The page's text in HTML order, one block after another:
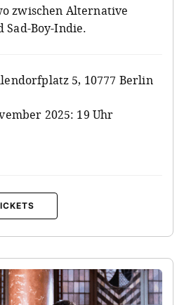
zwischen Alternative
Sad-Boy-Indie.
5, 10777 Berlin
2025: 19 Uhr